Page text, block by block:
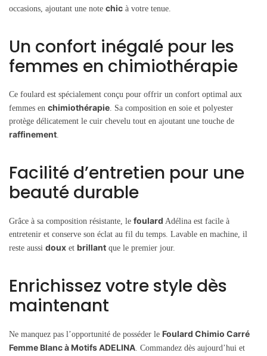
occasions, ajoutant une note chic à votre tenue.
Un confort inégalé pour les
femmes en chimiothérapie
Ce foulard est spécialement conçu pour offrir un confort optimal aux
femmes en chimiothérapie . Sa composition en soie et polyester
protège délicatement le cuir chevelu tout en ajoutant une touche de
raffinement
Facilité d’entretien pour une
beauté durable
Grâce à sa composition résistante, le foulard Adélina est facile à
entretenir et conserve son éclat au fil du temps. Lavable en machine, il
reste aussi doux et brillant que le premier jour.
Enrichissez votre style dès
maintenant
Ne manquez pas l’opportunité de posséder le Foulard Chimio Carré
Femme Blanc à Motifs ADELINA. Commandez dès aujourd’hui et